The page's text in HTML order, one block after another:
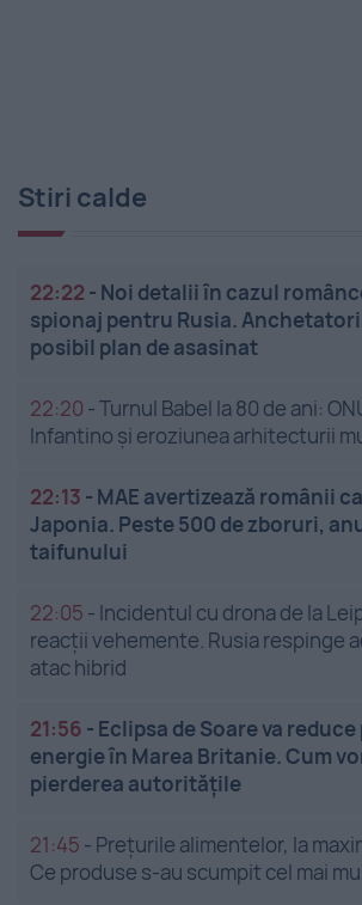
Stiri calde
22:22 - Noi detalii în cazul
spionaj pentru Rusia.
posibil plan de asasinat
22:20 -Turnul Babel la 80 de ani:
Infantino și eroziunea arhitecturii
22:13 - MAE avertizează românii
Japonia. Peste 500 de zboruri,
taifunului
22:05 - Incidentul cu drona de la
reacții vehemente. Rusia respinge
atac hibrid
21:56 - Eclipsa de Soare va
energie în Marea Britanie. Cum
pierderea autoritățile
21:45 - Prețurile alimentelor, la
Ce produse s-au scumpit cel mai